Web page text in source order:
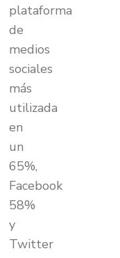
plataforma
de
medios
sociales
más
utilizada
en
un
65%,
Facebook
58%
y
Twitter